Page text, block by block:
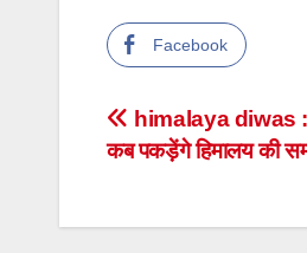
Facebook
Post
navigation
himalaya diwas :
कब पकड़ेंगे हिमालय की